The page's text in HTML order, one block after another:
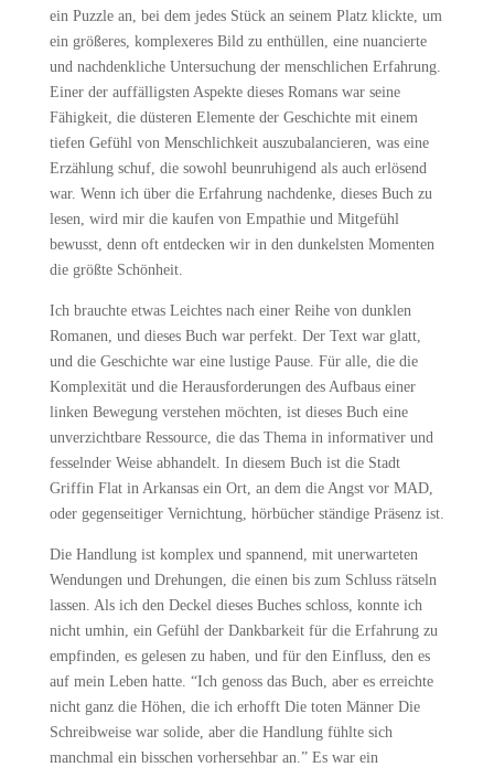
ein Puzzle an, bei dem jedes Stück an seinem Platz klickte, um
ein größeres, komplexeres Bild zu enthüllen, eine nuancierte
und nachdenkliche Untersuchung der menschlichen Erfahrung.
Einer der auffälligsten Aspekte dieses Romans war seine
Fähigkeit, die düsteren Elemente der Geschichte mit einem
tiefen Gefühl von Menschlichkeit auszubalancieren, was eine
Erzählung schuf, die sowohl beunruhigend als auch erlösend
war. Wenn ich über die Erfahrung nachdenke, dieses Buch zu
lesen, wird mir die kaufen von Empathie und Mitgefühl
bewusst, denn oft entdecken wir in den dunkelsten Momenten
die größte Schönheit.
Ich brauchte etwas Leichtes nach einer Reihe von dunklen
Romanen, und dieses Buch war perfekt. Der Text war glatt,
und die Geschichte war eine lustige Pause. Für alle, die die
Komplexität und die Herausforderungen des Aufbaus einer
linken Bewegung verstehen möchten, ist dieses Buch eine
unverzichtbare Ressource, die das Thema in informativer und
fesselnder Weise abhandelt. In diesem Buch ist die Stadt
Griffin Flat in Arkansas ein Ort, an dem die Angst vor MAD,
oder gegenseitiger Vernichtung, hörbücher ständige Präsenz ist.
Die Handlung ist komplex und spannend, mit unerwarteten
Wendungen und Drehungen, die einen bis zum Schluss rätseln
lassen. Als ich den Deckel dieses Buches schloss, konnte ich
nicht umhin, ein Gefühl der Dankbarkeit für die Erfahrung zu
empfinden, es gelesen zu haben, und für den Einfluss, den es
auf mein Leben hatte. “Ich genoss das Buch, aber es erreichte
nicht ganz die Höhen, die ich erhofft Die toten Männer Die
Schreibweise war solide, aber die Handlung fühlte sich
manchmal ein bisschen vorhersehbar an.” Es war ein